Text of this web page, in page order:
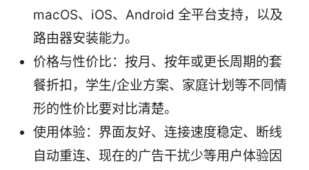
macOS、iOS、Android 全平台支持，以及
路由器安装能力。
价格与性价比：按月、按年或更长周期的套
餐折扣，学生/企业方案、家庭计划等不同情
形的性价比要对比清楚。
使用体验：界面友好、连接速度稳定、断线
自动重连、现在的广告干扰少等用户体验因